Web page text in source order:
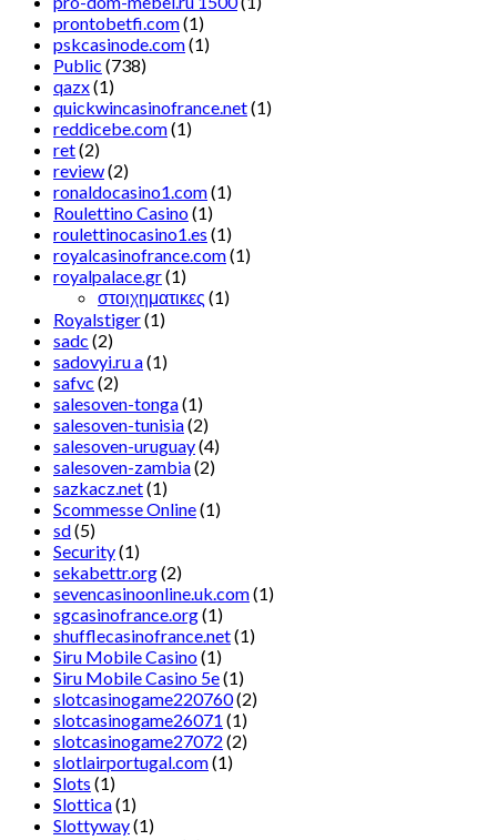
prontobetfi.com(1)
pskcasinode.com(1)
Public (738)
qazx(1)
quickwincasinofrance.net(1)
reddicebe.com(1)
ret(2)
review(2)
ronaldocasino1.com(1)
Roulettino Casino(1)
roulettinocasino1.es (1)
royalcasinofrance.com(1)
royalpalace.gr(1)
στοιχηματικες (1)
Royalstiger(1)
sadc (2)
sadovyi.ru a(1)
safvc (2)
salesoven-tonga(1)
salesoven-tunisia(2)
salesoven-uruguay(4)
salesoven-zambia(2)
sazkacz.net(1)
Scommesse Online(1)
sd(5)
Security(1)
sekabettr.org(2)
sevencasinoonline.uk.com(1)
sgcasinofrance.org(1)
shufflecasinofrance.net(1)
Siru Mobile Casino(1)
Siru Mobile Casino 5e(1)
slotcasinogame220760(2)
slotcasinogame26071 (1)
slotcasinogame27072 (2)
slotlairportugal.com(1)
Slots (1)
Slottica(1)
Slottyway(1)